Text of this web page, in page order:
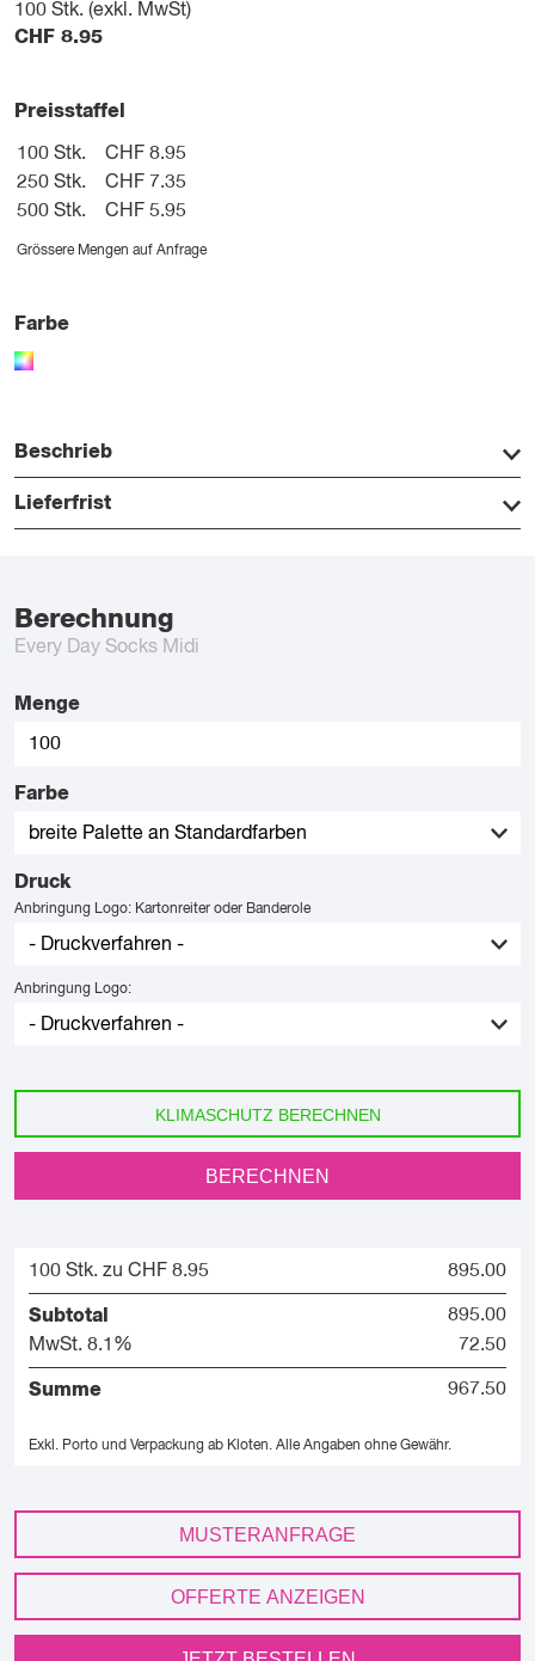
100 Stk. (exkl. MwSt)
CHF 8.95
Preisstaffel
100 Stk.
CHF 8.95
250 Stk.
CHF 7.35
500 Stk.
CHF 5.95
Grössere Mengen auf Anfrage
Farbe
Beschrieb
Lieferfrist
Berechnung
Every Day Socks Midi
Menge
Farbe
Druck
Anbringung Logo: Kartonreiter oder Banderole
Anbringung Logo:
KLIMASCHUTZ BERECHNEN
BERECHNEN
100 Stk. zu CHF 8.95 895.00
Subtotal
895.00
MwSt. 8.1%
72.50
Summe 967.50
Exkl. Porto und Verpackung ab Kloten. Alle Angaben ohne Gewähr.
MUSTERANFRAGE
OFFERTE ANZEIGEN